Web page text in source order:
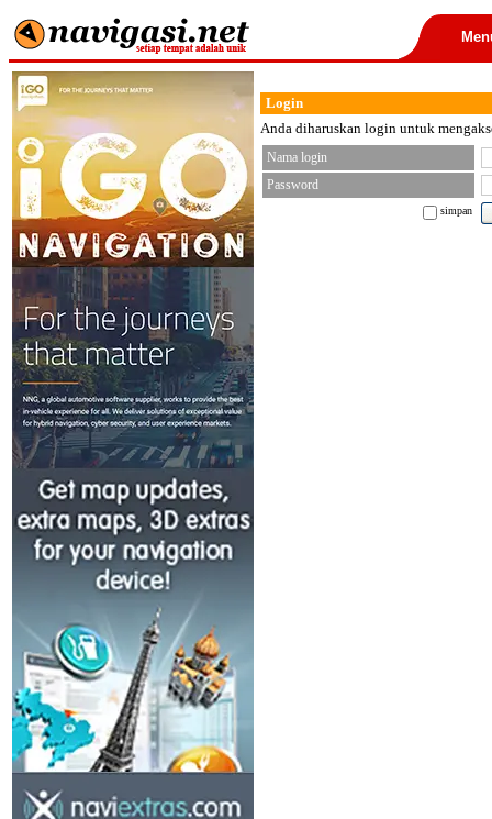
Login
Anda diharuskan login untuk
Nama login
Password
simpan